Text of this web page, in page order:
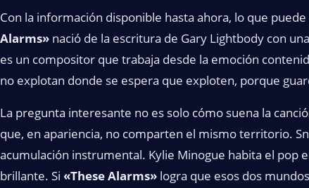
Con la información disponible hasta ahora, lo que
Alarms» nació de la escritura de Gary Lightbody con
es un compositor que trabaja desde la emoción
no explotan donde se espera que exploten, porque
La pregunta interesante no es solo cómo suena la
que, en apariencia, no comparten el mismo territorio.
acumulación instrumental. Kylie Minogue habita el pop
brillante. Si «These Alarms» logra que esos dos